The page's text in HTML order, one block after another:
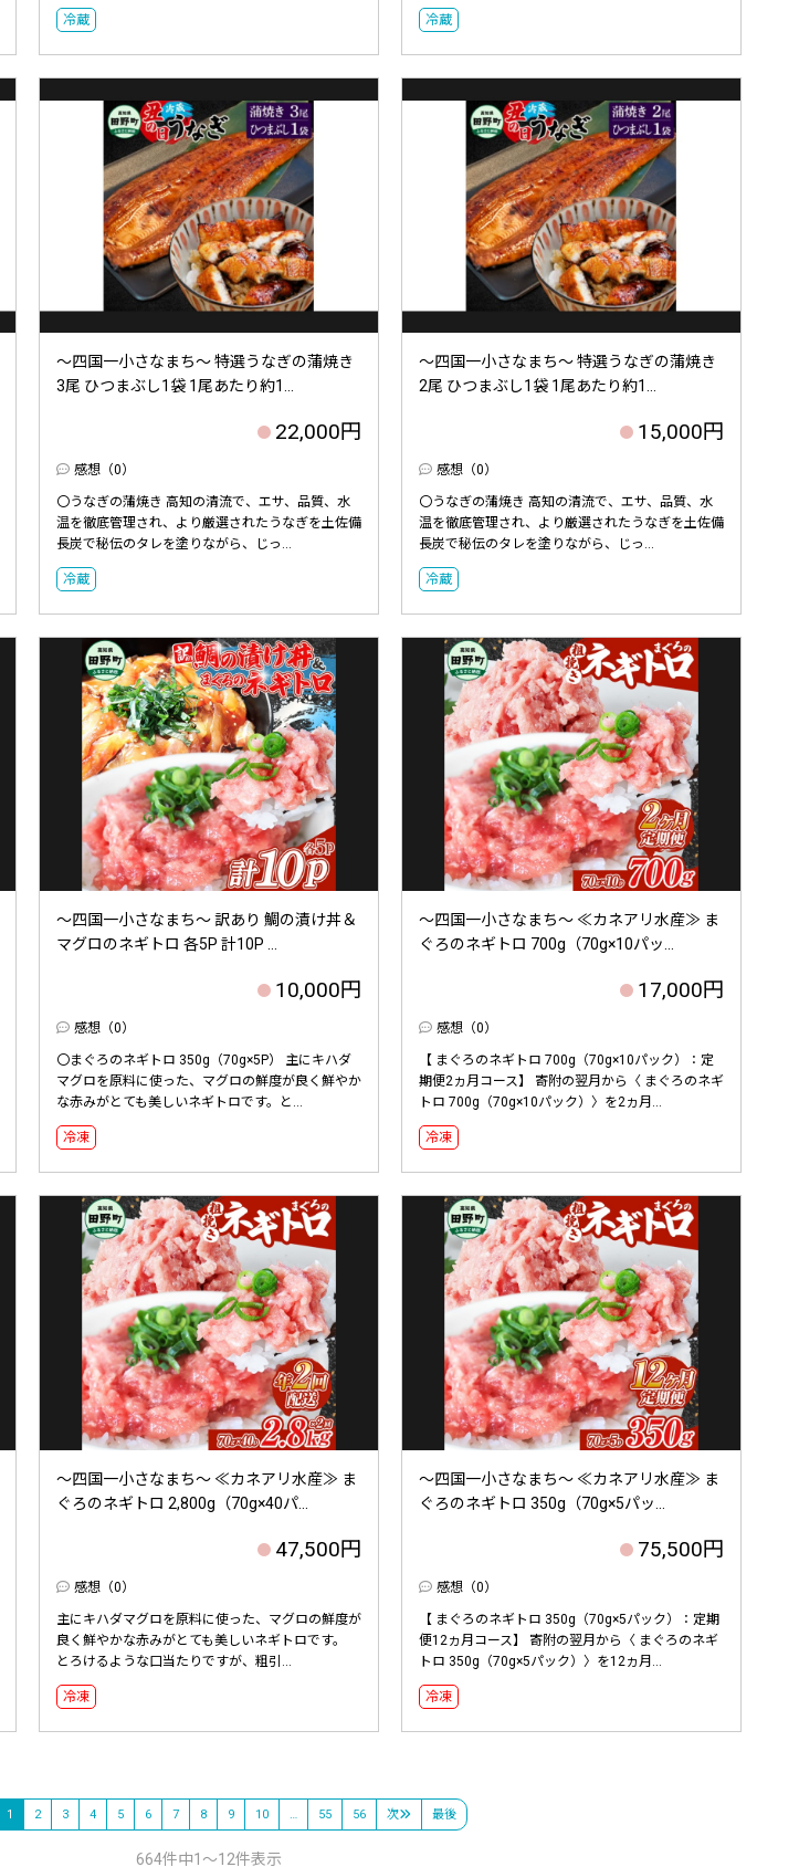
冷蔵 冷蔵
～四国一小さなまち～ 特選うなぎの蒲焼き
3尾 ひつまぶし1袋 1尾あたり約1...
22,000円
感想（0）
〇うなぎの蒲焼き 高知の清流で、エサ、品質、水
温を徹底管理され、より厳選されたうなぎを土佐備
長炭で秘伝のタレを塗りながら、じっ...
冷蔵
～四国一小さなまち～ 特選うなぎの蒲焼き
2尾 ひつまぶし1袋 1尾あたり約1...
15,000円
感想（0）
〇うなぎの蒲焼き 高知の清流で、エサ、品質、水
温を徹底管理され、より厳選されたうなぎを土佐備
長炭で秘伝のタレを塗りながら、じっ...
冷蔵
～四国一小さなまち～ 訳あり 鯛の漬け丼＆
マグロのネギトロ 各5P 計10P ...
10,000円
感想（0）
〇まぐろのネギトロ 350g（70g×5P） 主にキハダ
マグロを原料に使った、マグロの鮮度が良く鮮やか
な赤みがとても美しいネギトロです。と...
冷凍
～四国一小さなまち～ ≪カネアリ水産≫ ま
ぐろのネギトロ 700g（70g×10パッ...
17,000円
感想（0）
【 まぐろのネギトロ 700g（70g×10パック）：定
期便2ヵ月コース】 寄附の翌月から〈 まぐろのネギ
トロ 700g（70g×10パック）〉を2ヵ月...
冷凍
～四国一小さなまち～ ≪カネアリ水産≫ ま
ぐろのネギトロ 2,800g（70g×40パ...
47,500円
感想（0）
主にキハダマグロを原料に使った、マグロの鮮度が
良く鮮やかな赤みがとても美しいネギトロです。
とろけるような口当たりですが、粗引...
冷凍
～四国一小さなまち～ ≪カネアリ水産≫ ま
ぐろのネギトロ 350g（70g×5パッ...
75,500円
感想（0）
【 まぐろのネギトロ 350g（70g×5パック）：定期
便12ヵ月コース】 寄附の翌月から〈 まぐろのネギ
トロ 350g（70g×5パック）〉を12ヵ月...
冷凍
1 2 3 4 5 6 7 8 9 10 … 55 56 次 最後
664件中1～12件表示